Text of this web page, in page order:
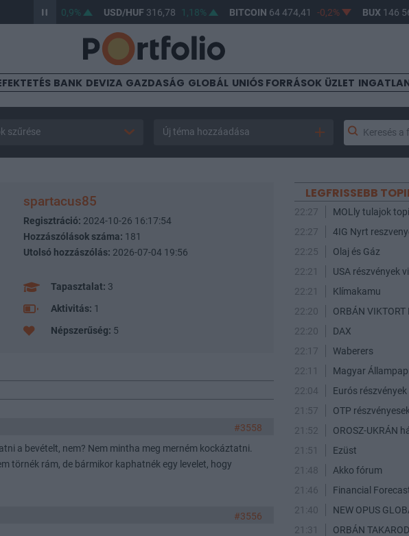
364,99 0,9% USD/HUF 316,78 1,18% BITCOIN64 474,41 -0,2% BUX146
BANK DEVIZA GAZDASÁG GLOBÁL UNIÓS FORRÁSOK ÜZLET
szűrése Új téma hozzáadása
spartacus85
Regisztráció: 2024-10-26 16:17:54
Hozzászólások száma: 181
Utolsó hozzászólás: 2026-07-04 19:56
Tapasztalat: 3
Aktivitás: 1
Népszerűség: 5
#3558
a bevételt, nem? Nem mintha meg merném kockáztatni.
törnék rám, de bármikor kaphatnék egy levelet, hogy
#3556
LEGFRISSEBB
22:27
MOLly tulajok
22:27
4IG Nyrt
22:25
Olaj és Gáz
22:21
USA részvények
22:21
Klímakamu
22:20
ORBÁN VIKTORT
22:20
DAX
22:17
Waberers
22:11
Magyar
22:04
Eurós
21:57
OTP
21:52
OROSZ-UKRÁN
21:51
Ezüst
21:48
Akko fórum
21:46
Financial
21:40
NEW OPUS
21:31
ORBÁN